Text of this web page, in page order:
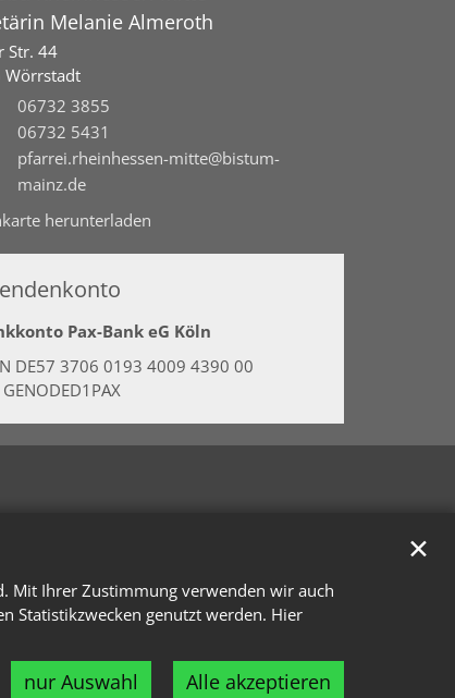
Mit Ihrer Zustimmung verwenden wir auch
Statistikzwecken genutzt werden. Hier
nur Auswahl Alle akzeptieren
✕
Melanie Almeroth
Str. 44
Wörrstadt
06732 3855
06732 5431
pfarrei.rheinhessen-mitte@bistum-
mainz.de
herunterladen
Pax-Bank eG Köln
DE57 3706 0193 4009 4390 00
GENODED1PAX